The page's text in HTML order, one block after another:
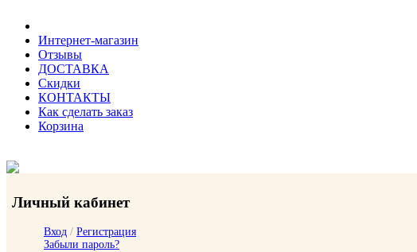
Интернет-магазин
Отзывы
ДОСТАВКА
Скидки
КОНТАКТЫ
Как сделать заказ
Корзина
Личный кабинет
Вход / Регистрация
Забыли пароль?